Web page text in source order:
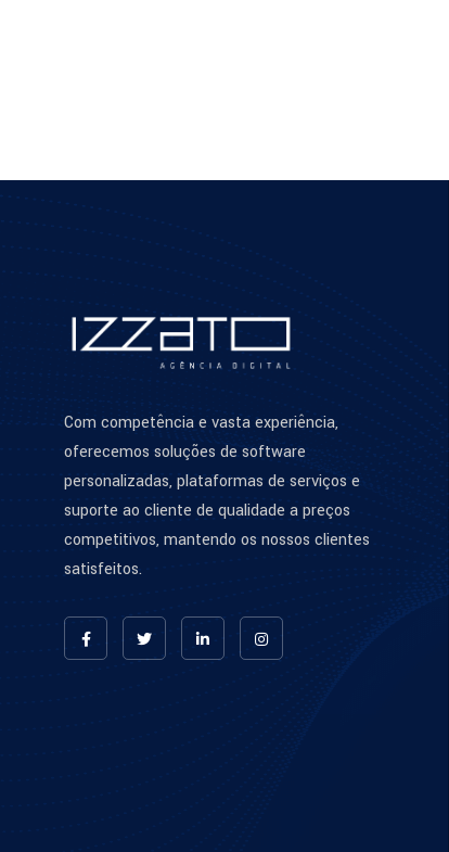
Com competência e vasta experiência,
oferecemos soluções de software
personalizadas, plataformas de serviços e
suporte ao cliente de qualidade a preços
competitivos, mantendo os nossos clientes
satisfeitos.